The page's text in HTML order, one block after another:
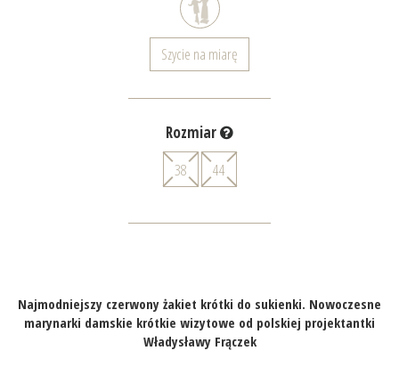
Szycie na miarę
Rozmiar
38
44
Najmodniejszy czerwony żakiet krótki do sukienki. Nowoczesne
marynarki damskie krótkie wizytowe od polskiej projektantki
Władysławy Frączek